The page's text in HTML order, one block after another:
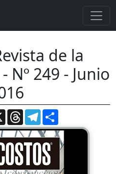
de la
Nº 249 - Junio
X ThreadsTelegram